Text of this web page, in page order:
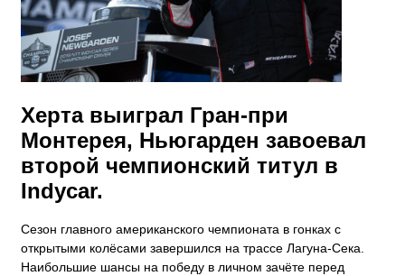
​Херта выиграл Гран-при
Монтерея, Ньюгарден завоевал
второй чемпионский титул в
Indycar.
Сезон главного американского чемпионата в гонках с
открытыми колёсами завершился на трассе Лагуна-Сека.
Наибольшие шансы на победу в личном зачёте перед